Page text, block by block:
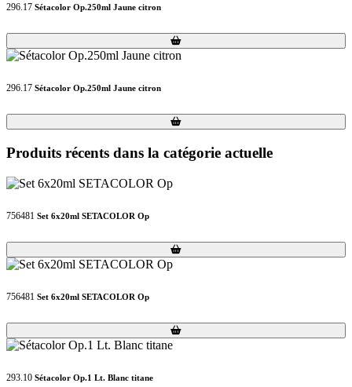
296.17 Sétacolor Op.250ml Jaune citron
Loading...
Loading...
296.17 Sétacolor Op.250ml Jaune citron
Loading...
Loading...
Produits récents dans la catégorie actuelle
756481 Set 6x20ml SETACOLOR Op
Loading...
Loading...
756481 Set 6x20ml SETACOLOR Op
Loading...
Loading...
293.10 Sétacolor Op.1 Lt. Blanc titane